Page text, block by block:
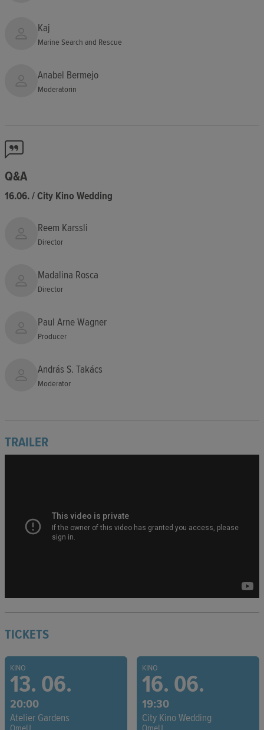
Kaj
Marine Search and Rescue
Anabel Bermejo
Moderatorin
Q&A
16.06. / City Kino Wedding
Reem Karssli
Director
Madalina Rosca
Director
Paul Arne Wagner
Producer
András S. Takács
Moderator
TRAILER
TICKETS
KINO
13. 06.
20:00
Atelier Gardens
KINO
16. 06.
19:30
City Kino Wedding